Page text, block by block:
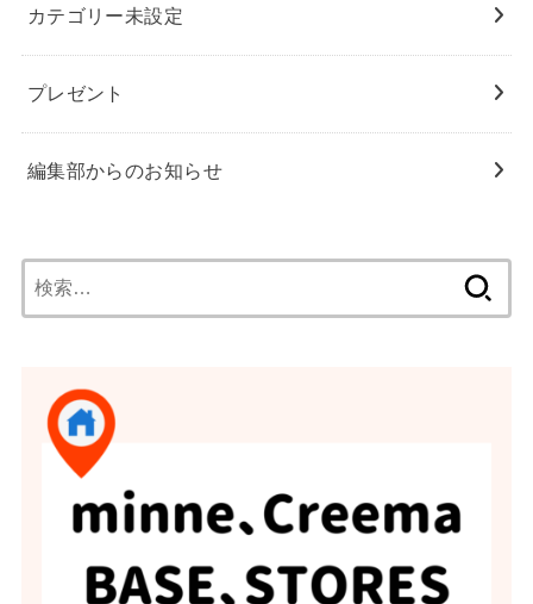
カテゴリー未設定
プレゼント
編集部からのお知らせ
索: